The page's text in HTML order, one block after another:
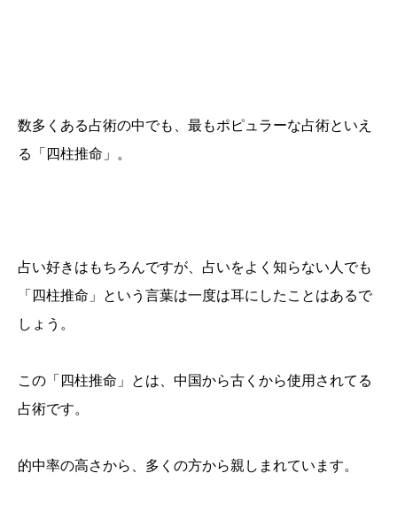
数多くある占術の中でも、最もポピュラーな占術といえ
る「四柱推命」。
占い好きはもちろんですが、占いをよく知らない人でも
「四柱推命」という言葉は一度は耳にしたことはあるで
しょう。
この「四柱推命」とは、中国から古くから使用されてる
占術です。
的中率の高さから、多くの方から親しまれています。